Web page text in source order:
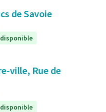
de Savoie
ville, Rue de